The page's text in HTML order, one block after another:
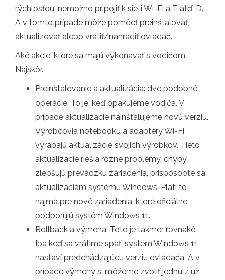
rýchlosťou, nemožno pripojiť k sieti Wi-Fi a T atď. D.
A v tomto prípade môže pomôcť preinštalovať,
aktualizovať alebo vrátiť/nahradiť ovládač.
Aké akcie, ktoré sa majú vykonávať s vodičom
Najskôr.
Preinštalovanie a aktualizácia: dve podobné
operácie. To je, keď opakujeme vodiča. V
prípade aktualizácie nainštalujeme novú verziu.
Výrobcovia notebooku a adaptéry Wi-Fi
vyrábajú aktualizácie svojich výrobkov. Tieto
aktualizácie riešia rôzne problémy, chyby,
zlepšujú prevádzku zariadenia, prispôsobte sa
aktualizáciám systému Windows. Platí to
najmä pre nové zariadenia, ktoré oficiálne
podporujú systém Windows 11.
Rollback a výmena: Toto je takmer rovnaké.
Iba keď sa vrátime späť, systém Windows 11
nastaví predchádzajúcu verziu ovládača. A v
prípade výmeny si môžeme zvoliť jednu z už